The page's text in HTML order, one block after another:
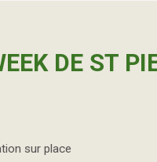
DE ST
sur place